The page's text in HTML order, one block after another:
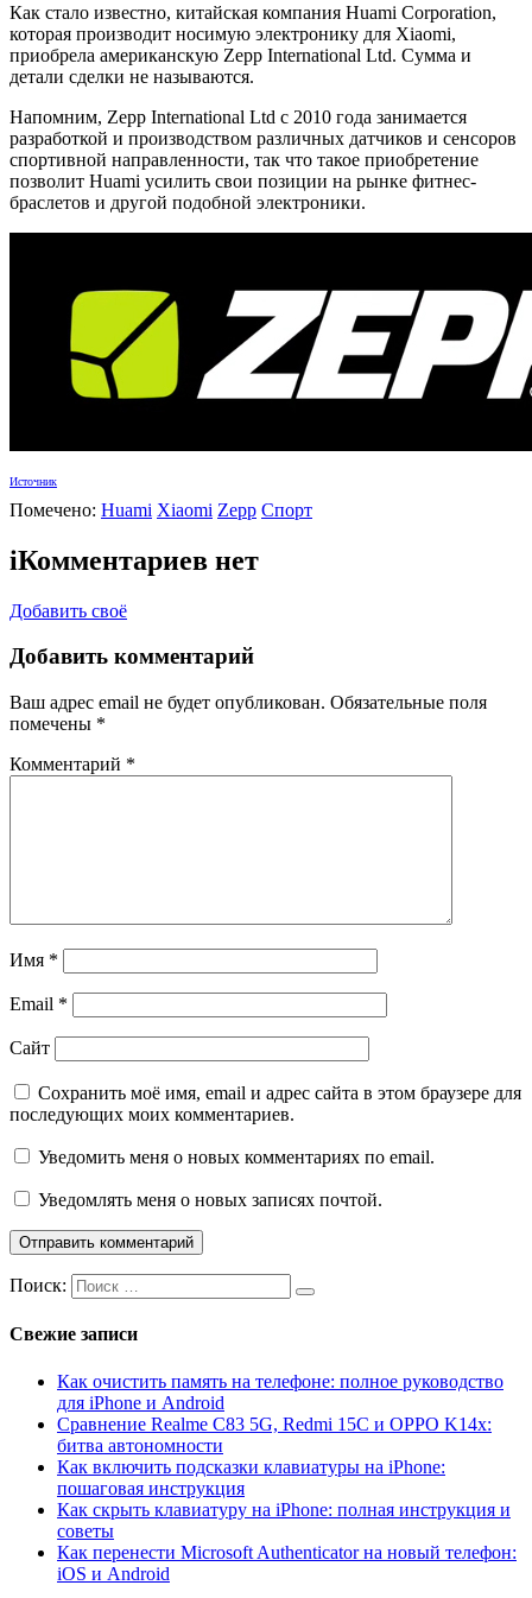
Как стало известно, китайская компания Huami Corporation,
которая производит носимую электронику для Xiaomi,
приобрела американскую Zepp International Ltd. Сумма и
детали сделки не называются.
Напомним, Zepp International Ltd с 2010 года занимается
разработкой и производством различных датчиков и сенсоров
спортивной направленности, так что такое приобретение
позволит Huami усилить свои позиции на рынке фитнес-
браслетов и другой подобной электроники.
Источник
Помечено: Huami Xiaomi Zepp Спорт
iКомментариев нет
Добавить своё
Добавить комментарий
Ваш адрес email не будет опубликован. Обязательные поля
помечены *
Комментарий *
Имя *
Email *
Сайт
Сохранить моё имя, email и адрес сайта в этом браузере для
последующих моих комментариев.
Уведомить меня о новых комментариях по email.
Уведомлять меня о новых записях почтой.
Поиск:
Свежие записи
Как очистить память на телефоне: полное руководство
для iPhone и Android
Сравнение Realme C83 5G, Redmi 15C и OPPO K14x:
битва автономности
Как включить подсказки клавиатуры на iPhone:
пошаговая инструкция
Как скрыть клавиатуру на iPhone: полная инструкция и
советы
Как перенести Microsoft Authenticator на новый телефон:
iOS и Android